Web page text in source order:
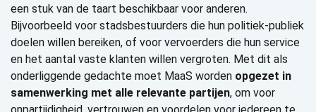
een stuk van de taart beschikbaar voor anderen.
Bijvoorbeeld voor stadsbestuurders die hun politiek-publiek
doelen willen bereiken, of voor vervoerders die hun service
en het aantal vaste klanten willen vergroten. Met dit als
onderliggende gedachte moet MaaS worden opgezet in
samenwerking met alle relevante partijen, om voor